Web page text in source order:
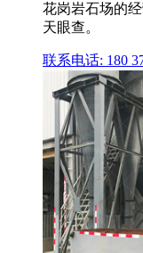
花岗岩石场的
天眼查。
联系电话: 180